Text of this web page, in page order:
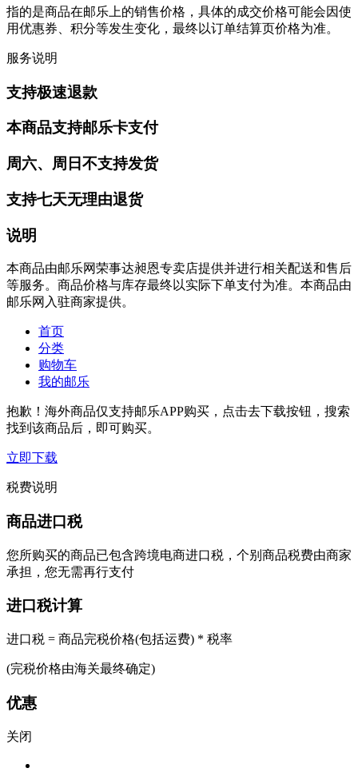
指的是商品在邮乐上的销售价格，具体的成交价格可能会因使
用优惠券、积分等发生变化，最终以订单结算页价格为准。
服务说明
支持极速退款
本商品支持邮乐卡支付
周六、周日不支持发货
支持七天无理由退货
说明
本商品由邮乐网荣事达昶恩专卖店提供并进行相关配送和售后
等服务。商品价格与库存最终以实际下单支付为准。本商品由
邮乐网入驻商家提供。
首页
分类
购物车
我的邮乐
抱歉！海外商品仅支持邮乐APP购买，点击去下载按钮，搜索
找到该商品后，即可购买。
立即下载
税费说明
商品进口税
您所购买的商品已包含跨境电商进口税，个别商品税费由商家
承担，您无需再行支付
进口税计算
进口税 = 商品完税价格(包括运费) * 税率
(完税价格由海关最终确定)
优惠
关闭